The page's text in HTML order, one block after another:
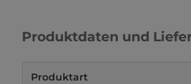
Produktdaten und
Produktart